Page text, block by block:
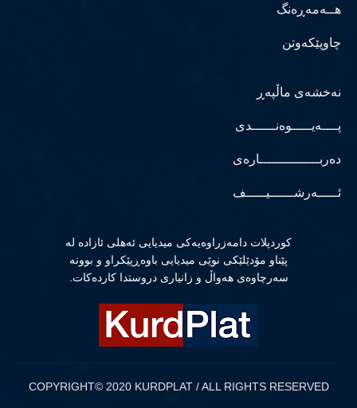
هــەمەڕەنگ
چاوپێکەوتن
نەخشەی ماڵپەڕ
پــــەیـــــوەنــــــدی
دەربـــــــــــــــارەی
ئـــــەرشــــــیـــــف
كوردپلات دامەزراوەیەكی میدیایی ئەهلی ئازادە لە
پێناو مۆدێلێكی نوێی میدیایی باوەڕپێكراو و بوونە
سەرچاوەی هەواڵ و زانیاری دروستدا كاردەكات.
COPYRIGHT© 2020 KURDPLAT / ALL RIGHTS RESERVED